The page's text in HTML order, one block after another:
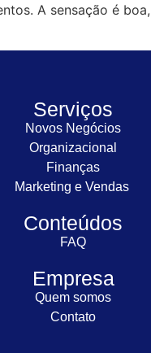
A sensação é
Serviços
Novos Negócios
Organizacional
Finanças
Marketing e Vendas
Conteúdos
FAQ
Empresa
Quem somos
Contato